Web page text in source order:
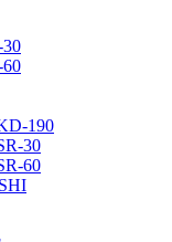
190
30
60